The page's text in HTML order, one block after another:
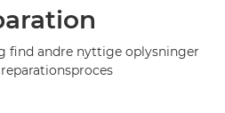
find andre nyttige oplysninger